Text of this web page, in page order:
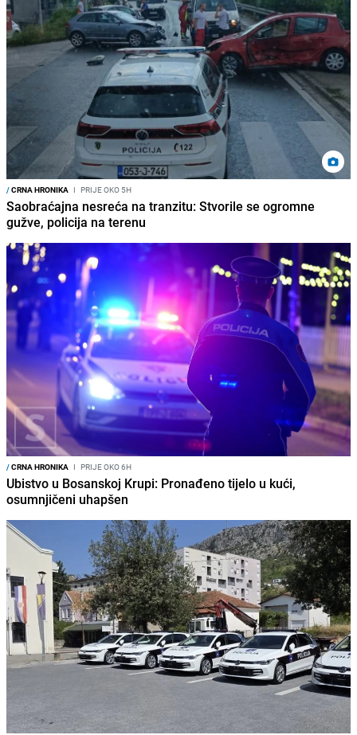
/CRNA HRONIKA I PRIJE OKO 5H
Saobraćajna nesreća na tranzitu: Stvorile se ogromne
gužve, policija na terenu
/CRNA HRONIKA I PRIJE OKO 6H
Ubistvo u Bosanskoj Krupi: Pronađeno tijelo u kući,
osumnjičeni uhapšen